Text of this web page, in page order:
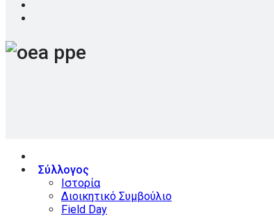
Σύλλογος
Ιστορία
Διοικητικό Συμβούλιο
Field Day